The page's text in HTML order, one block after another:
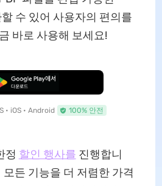
수 있어 사용자의 편의를
바로 사용해 보세요!
료로 다운로드
• iOS • Android 100% 안전
정 할인 행사를 진행합니
든 기능을 더 저렴한 가격